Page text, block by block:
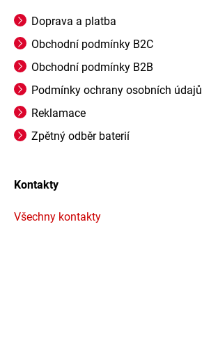
Doprava a platba
Obchodní podmínky B2C
Obchodní podmínky B2B
Podmínky ochrany osobních údajů
Reklamace
Zpětný odběr baterií
Kontakty
Všechny kontakty